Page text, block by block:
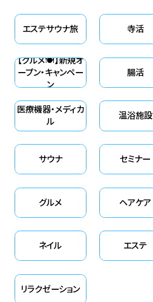
エステサウナ旅 寺活
【グルメ🍽】新規オ
ープン・キャンペー
ン
腸活
医療機器・メディカ
ル
温浴施設
サウナ セミナー
グルメ ヘアケア
ネイル エステ
リラクゼーション